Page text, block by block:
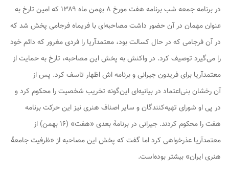
در برنامه جمعه شب برنامه هفت مورخ ۸ بهمن ماه ۱۳۸۹ که امین تارخ به
عنوان مهمان در آن حضور داشت مصاحبه‌ای با فریماه فرجامی پخش شد که
در آن فرجامی که در حال کسالت بود، معتمدآریا را فردی مغرور که دائم خود
را می‌گیرد توصیف کرد. در واکنش به پخش این مصاحبه، تارخ به حمایت از
معتمدآریا برای فریدون جیرانی و برنامه اش اظهار تاسف کرد. پس از
آن رخشان بنی‌اعتماد در بیانیه‌ای این‌گونه تخریب شخصیت را محکوم کرد و
در پی او شورای تهیه‌کنندگان و سایر اصناف هنری نیز این حرکت برنامه
هفت را محکوم کردند. جیرانی در برنامهٔ بعدی «هفت» (۱۶ بهمن) از
معتمدآریا عذرخواهی کرد اما گفت که پخش این مصاحبه از «ظرفیت جامعهٔ
هنری ایران» بیشتر بوده‌است.